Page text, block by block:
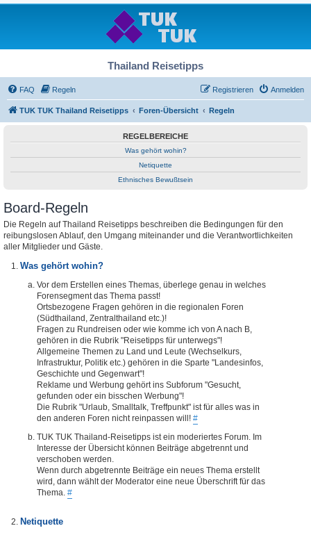
Thailand Reisetipps
FAQ Regeln Anmelden
Registrieren
TUK TUK Thailand Reisetipps Foren-Übersicht Regeln
REGELBEREICHE
Was gehört wohin?
Netiquette
Ethnisches Bewußtsein
Board-Regeln
Die Regeln auf Thailand Reisetipps beschreiben die Bedingungen für den
reibungslosen Ablauf, den Umgang miteinander und die Verantwortlichkeiten
aller Mitglieder und Gäste.
Was gehört wohin?
Vor dem Erstellen eines Themas, überlege genau in welches
Forensegment das Thema passt!
Ortsbezogene Fragen gehören in die regionalen Foren
(Südthailand, Zentralthailand etc.)!
Fragen zu Rundreisen oder wie komme ich von A nach B,
gehören in die Rubrik "Reisetipps für unterwegs"!
Allgemeine Themen zu Land und Leute (Wechselkurs,
Infrastruktur, Politik etc.) gehören in die Sparte "Landesinfos,
Geschichte und Gegenwart"!
Reklame und Werbung gehört ins Subforum "Gesucht,
gefunden oder ein bisschen Werbung"!
Die Rubrik "Urlaub, Smalltalk, Treffpunkt" ist für alles was in
den anderen Foren nicht reinpassen will! #
TUK TUK Thailand-Reisetipps ist ein moderiertes Forum. Im
Interesse der Übersicht können Beiträge abgetrennt und
verschoben werden.
Wenn durch abgetrennte Beiträge ein neues Thema erstellt
wird, dann wählt der Moderator eine neue Überschrift für das
Thema. #
Netiquette